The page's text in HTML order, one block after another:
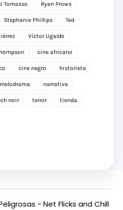
Tomasso Ryan Prows
Stephanie Phillips Ted
Víctor Ugalde
cine africano
cine negro historieta
melodrama narrativa
noir terror tienda
- Net Flicks and Chill